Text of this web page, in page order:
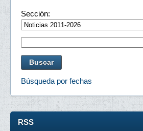
Sección:
Búsqueda por fechas
RSS